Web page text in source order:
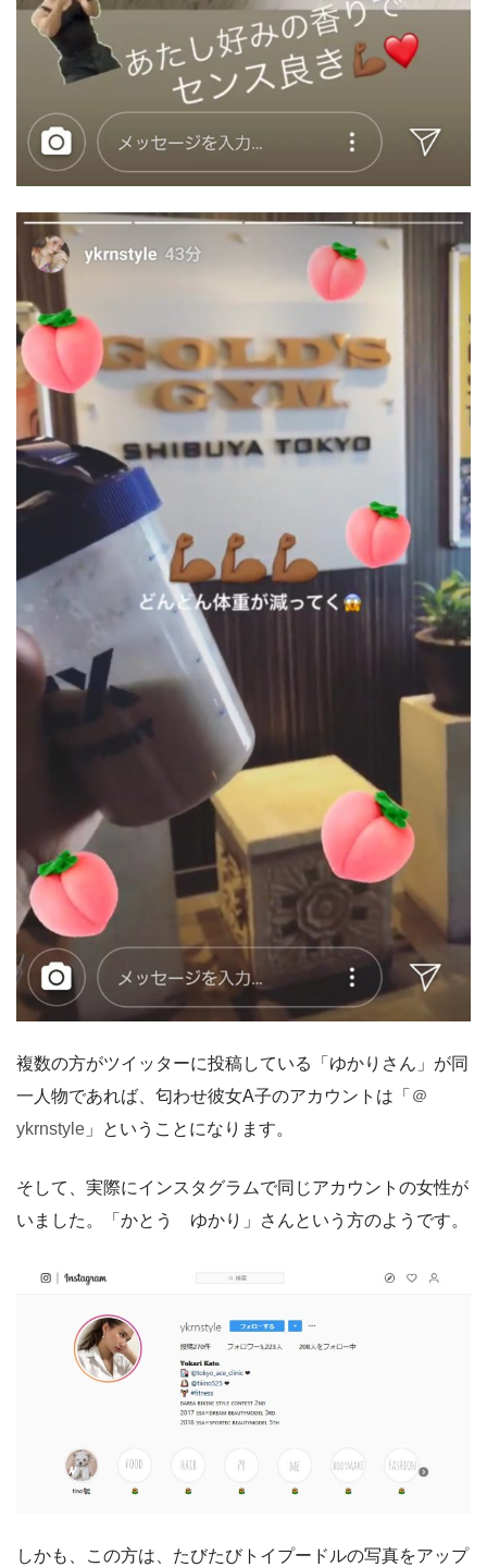
複数の方がツイッターに投稿している「ゆかりさん」が同
一人物であれば、匂わせ彼女A子のアカウントは「 ＠
ykrnstyle 」ということになります。
そして、実際にインスタグラムで同じアカウントの女性が
いました。「かとう ゆかり」さんという方のようです。
しかも、この方は、たびたびトイプードルの写真をアップ